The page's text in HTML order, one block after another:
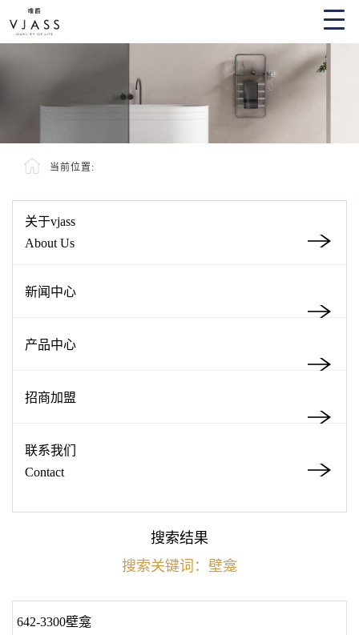
当前位置:
关于vjass
About Us
新闻中心
产品中心
招商加盟
联系我们
Contact
搜索结果
搜索关键词：壁龛
642-3300壁龛